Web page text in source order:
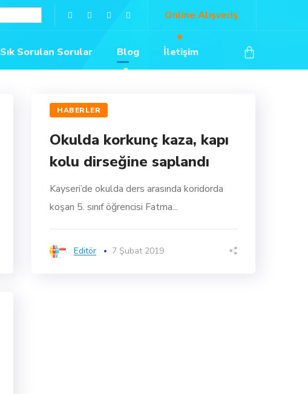
Online Alışveriş
Sık Sorulan Sorular Blog İletişim
HABERLER
Okulda korkunç kaza, kapı
kolu dirseğine saplandı
Kayseri’de okulda ders arasında koridorda
koşan 5. sınıf öğrencisi Fatma...
Editör 7 Şubat 2019